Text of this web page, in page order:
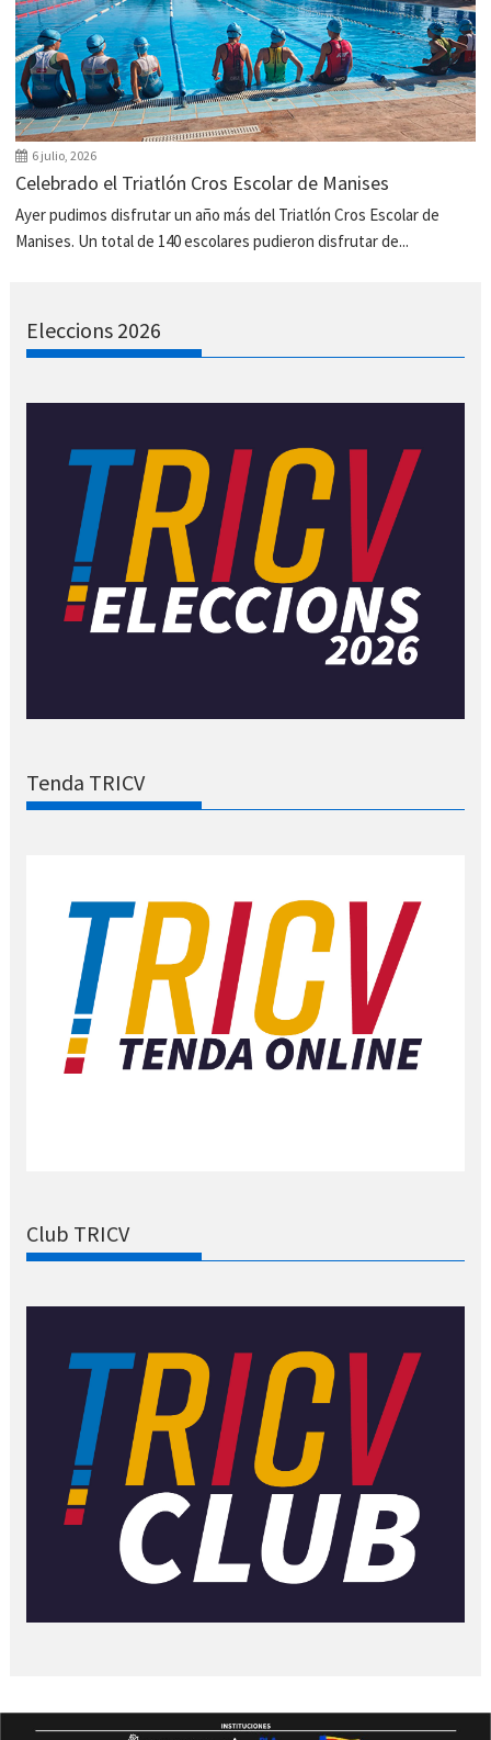
6 julio, 2026
Celebrado el Triatlón Cros Escolar de Manises
Ayer pudimos disfrutar un año más del Triatlón Cros Escolar de
Manises. Un total de 140 escolares pudieron disfrutar de...
Eleccions 2026
Tenda TRICV
Club TRICV